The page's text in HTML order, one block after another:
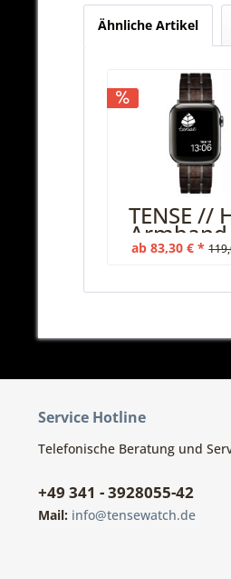
Ähnliche Artikel
TENSE //
Apple
ab 83,30 € *
Service Hotline
Telefonische Beratung und
+49 341 - 3928055-42
Mail: info@tensewatch.de